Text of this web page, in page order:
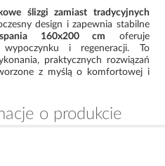
ślizgi zamiast tradycyjnych
design i zapewnia stabilne
160x200 cm oferuje
i regeneracji. To
praktycznych rozwiązań
z myślą o komfortowej i
o produkcie